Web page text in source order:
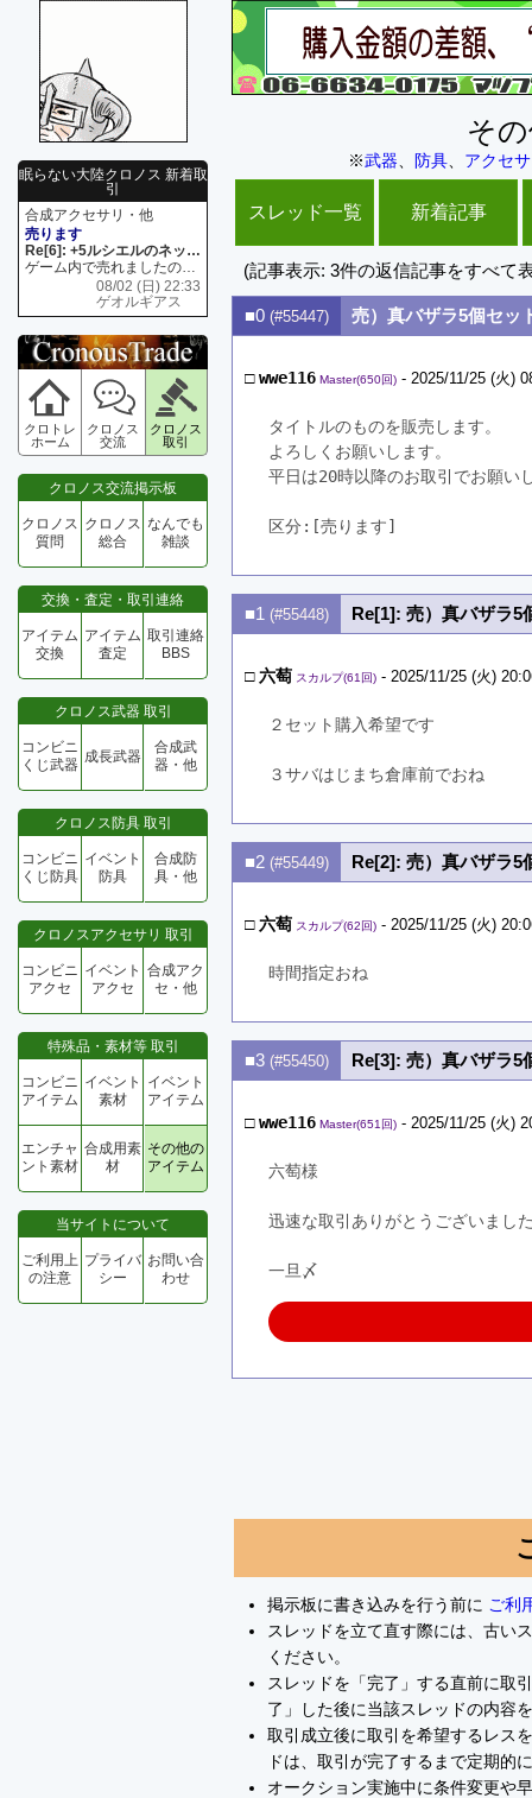
眠らない大陸クロノス 新着取
引
合成アクセサリ・他
売ります
Re[6]: +5ルシエルのネックレス
ゲーム内で売れましたので 在庫がネク1 リング4 となります リングのお値段は80G といたします
08/02 (日) 22:33
ゲオルギアス
クロトレ
ホーム
クロノス
交流
クロノス
取引
クロノス交流掲示板
クロノス
質問
クロノス
総合
なんでも
雑談
交換・査定・取引連絡
アイテム
交換
アイテム
査定
取引連絡
BBS
クロノス武器 取引
コンビニ
くじ武器 成長武器
合成武
器・他
クロノス防具 取引
コンビニ
くじ防具
イベント
防具
合成防
具・他
クロノスアクセサリ 取引
コンビニ
アクセ
イベント
アクセ
合成アク
セ・他
特殊品・素材等 取引
コンビニ
アイテム
イベント
素材
イベント
アイテム
エンチャ
ント素材
合成用素
材
その他の
アイテム
当サイトについて
ご利用上
の注意
プライバ
シー
お問い合
わせ
そ
※武器 防具 アクセ
スレッド一覧 新着記事
(記事表示: 3件の返信記事をすべて
■0 (#55447) 売）真バザラ5個セッ
□wwe116 Master(650回) - 2025/11/25 (火)
タイトルのものを販売します。
よろしくお願いします。
平日は20時以降のお取引でお願い
区分:[売ります]
■1 (#55448) Re[1]: 売）真バザラ5
□六萄 スカルプ(61回) - 2025/11/25 (火)
２セット購入希望です
３サバはじまち倉庫前でおね
■2 (#55449) Re[2]: 売）真バザラ5
□六萄 スカルプ(62回) - 2025/11/25 (火)
時間指定おね
■3 (#55450) Re[3]: 売）真バザラ5
□wwe116 Master(651回) - 2025/11/25 (火)
六萄様
迅速な取引ありがとうございまし
一旦〆
掲示板に書き込みを行う前に ご利
スレッドを立て直す際には、古い
ください。
スレッドを「完了」する直前に取
了」した後に当該スレッドの内容
取引成立後に取引を希望するレス
ドは、取引が完了するまで定期的
オークション実施中に条件変更や